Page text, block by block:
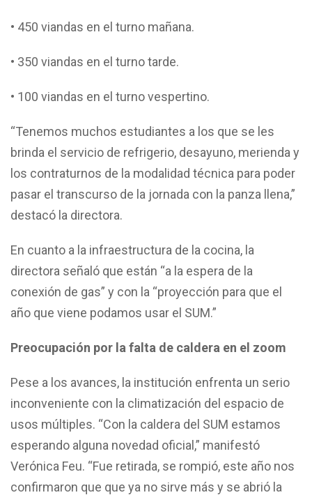
• 450 viandas en el turno mañana.
• 350 viandas en el turno tarde.
• 100 viandas en el turno vespertino.
“Tenemos muchos estudiantes a los que se les
brinda el servicio de refrigerio, desayuno, merienda y
los contraturnos de la modalidad técnica para poder
pasar el transcurso de la jornada con la panza llena,”
destacó la directora.
En cuanto a la infraestructura de la cocina, la
directora señaló que están “a la espera de la
conexión de gas” y con la “proyección para que el
año que viene podamos usar el SUM.”
Preocupación por la falta de caldera en el zoom
Pese a los avances, la institución enfrenta un serio
inconveniente con la climatización del espacio de
usos múltiples. “Con la caldera del SUM estamos
esperando alguna novedad oficial,” manifestó
Verónica Feu. “Fue retirada, se rompió, este año nos
confirmaron que que ya no sirve más y se abrió la